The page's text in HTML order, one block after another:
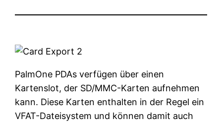
PalmOne PDAs verfügen über einen
Kartenslot, der SD/MMC-Karten aufnehmen
kann. Diese Karten enthalten in der Regel ein
VFAT-Dateisystem und können damit auch